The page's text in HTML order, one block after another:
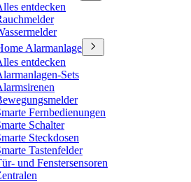
entdecken
Alarmanlage
entdecken
Sets
Fernbedienungen
Schalter
Steckdosen
Tastenfelder
und Fenstersensoren